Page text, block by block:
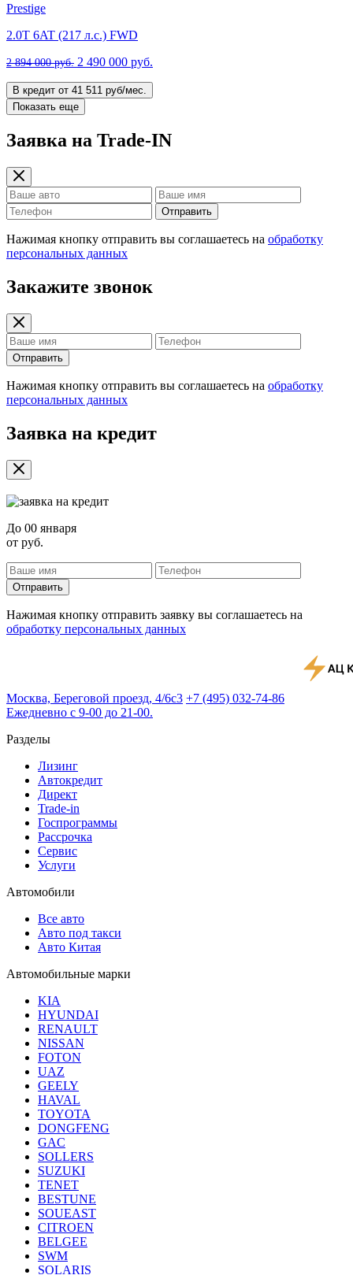
Prestige
2.0T 6AT (217 л.с.) FWD
2 894 000 руб. 2 490 000 руб.
В кредит от 41 511 руб/мес.
Показать еще
Заявка на Trade-IN
Отправить
Нажимая кнопку отправить вы соглашаетесь на обработку
персональных данных
Закажите звонок
Отправить
Нажимая кнопку отправить вы соглашаетесь на обработку
персональных данных
Заявка на кредит
До 00 января
от руб.
Отправить
Нажимая кнопку отправить заявку вы соглашаетесь на
обработку персональных данных
Москва, Береговой проезд, 4/6с3 +7 (495) 032-74-86
Ежедневно с 9-00 до 21-00.
Разделы
Лизинг
Автокредит
Директ
Trade-in
Госпрограммы
Рассрочка
Сервис
Услуги
Автомобили
Все авто
Авто под такси
Авто Китая
Автомобильные марки
KIA
HYUNDAI
RENAULT
NISSAN
FOTON
UAZ
GEELY
HAVAL
TOYOTA
DONGFENG
GAC
SOLLERS
SUZUKI
TENET
BESTUNE
SOUEAST
CITROEN
BELGEE
SWM
SOLARIS